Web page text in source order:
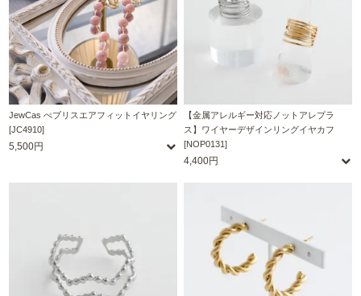
JewCas ぺブリスエアフィットイヤリング
[JC4910]
5,500円
【金属アレルギー対応ノットアレプラ
ス】ワイヤーデザインリングイヤカフ
[NOP0131]
4,400円